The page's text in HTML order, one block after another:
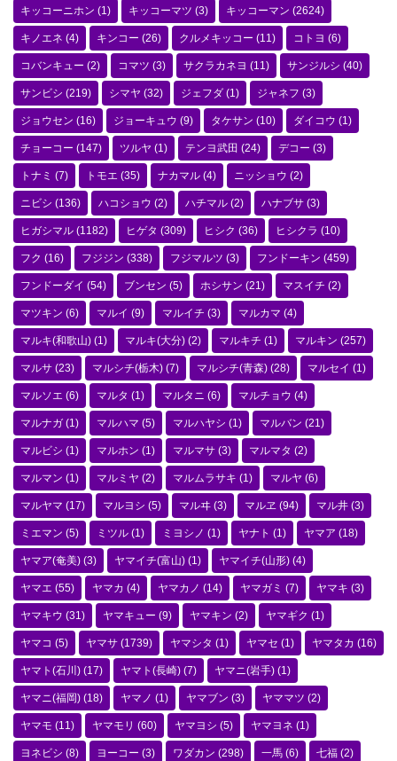
キッコーニホン (1) キッコーマツ (3) キッコーマン (2624)
キノエネ (4) キンコー (26) クルメキッコー (11) コトヨ (6)
コバンキュー (2) コマツ (3) サクラカネヨ (11) サンジルシ (40)
サンビシ (219) シマヤ (32) ジェフダ (1) ジャネフ (3)
ジョウセン (16) ジョーキュウ (9) タケサン (10) ダイコウ (1)
チョーコー (147) ツルヤ (1) テンヨ武田 (24) デコー (3)
トナミ (7) トモエ (35) ナカマル (4) ニッショウ (2)
ニビシ (136) ハコショウ (2) ハチマル (2) ハナブサ (3)
ヒガシマル (1182) ヒゲタ (309) ヒシク (36) ヒシクラ (10)
フク (16) フジジン (338) フジマルツ (3) フンドーキン (459)
フンドーダイ (54) ブンセン (5) ホシサン (21) マスイチ (2)
マツキン (6) マルイ (9) マルイチ (3) マルカマ (4)
マルキ(和歌山) (1) マルキ(大分) (2) マルキチ (1) マルキン (257)
マルサ (23) マルシチ(栃木) (7) マルシチ(青森) (28) マルセイ (1)
マルソエ (6) マルタ (1) マルタニ (6) マルチョウ (4)
マルナガ (1) マルハマ (5) マルハヤシ (1) マルバン (21)
マルビシ (1) マルホン (1) マルマサ (3) マルマタ (2)
マルマン (1) マルミヤ (2) マルムラサキ (1) マルヤ (6)
マルヤマ (17) マルヨシ (5) マルヰ (3) マルヱ (94) マル井 (3)
ミエマン (5) ミツル (1) ミヨシノ (1) ヤナト (1) ヤマア (18)
ヤマア(奄美) (3) ヤマイチ(富山) (1) ヤマイチ(山形) (4)
ヤマエ (55) ヤマカ (4) ヤマカノ (14) ヤマガミ (7) ヤマキ (3)
ヤマキウ (31) ヤマキュー (9) ヤマキン (2) ヤマギク (1)
ヤマコ (5) ヤマサ (1739) ヤマシタ (1) ヤマセ (1) ヤマタカ (16)
ヤマト(石川) (17) ヤマト(長崎) (7) ヤマニ(岩手) (1)
ヤマニ(福岡) (18) ヤマノ (1) ヤマブン (3) ヤママツ (2)
ヤマモ (11) ヤマモリ (60) ヤマヨシ (5) ヤマヨネ (1)
ヨネビシ (8) ヨーコー (3) ワダカン (298) 一馬 (6) 七福 (2)